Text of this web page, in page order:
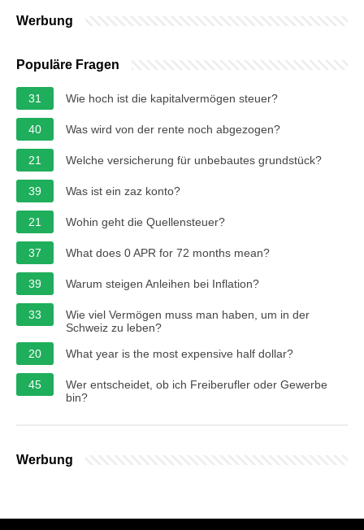
Werbung
Populäre Fragen
31 Wie hoch ist die kapitalvermögen steuer?
40 Was wird von der rente noch abgezogen?
21 Welche versicherung für unbebautes grundstück?
39 Was ist ein zaz konto?
21 Wohin geht die Quellensteuer?
37 What does 0 APR for 72 months mean?
39 Warum steigen Anleihen bei Inflation?
33
Wie viel Vermögen muss man haben, um in der
Schweiz zu leben?
20
What year is the most expensive half dollar?
45
Wer entscheidet, ob ich Freiberufler oder Gewerbe
bin?
Werbung